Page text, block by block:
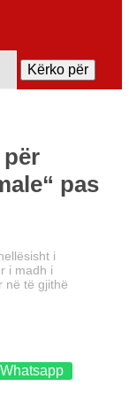
Kërko për
pas
i
i madh i
në të gjithë
Whatsapp